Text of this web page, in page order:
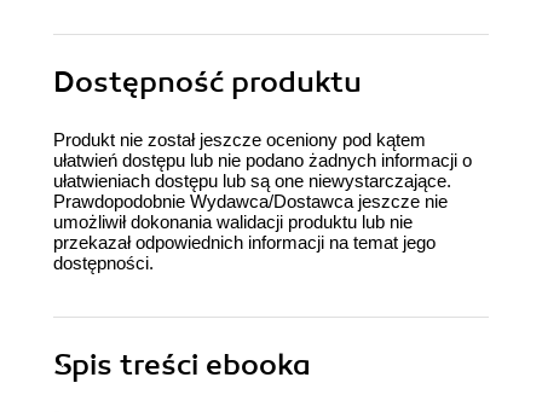
Dostępność produktu
Produkt nie został jeszcze oceniony pod kątem
ułatwień dostępu lub nie podano żadnych informacji o
ułatwieniach dostępu lub są one niewystarczające.
Prawdopodobnie Wydawca/Dostawca jeszcze nie
umożliwił dokonania walidacji produktu lub nie
przekazał odpowiednich informacji na temat jego
dostępności.
Spis treści ebooka